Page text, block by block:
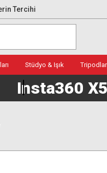
Tercihi
Stüdyo & Işık Tripodlar
Insta360 X5